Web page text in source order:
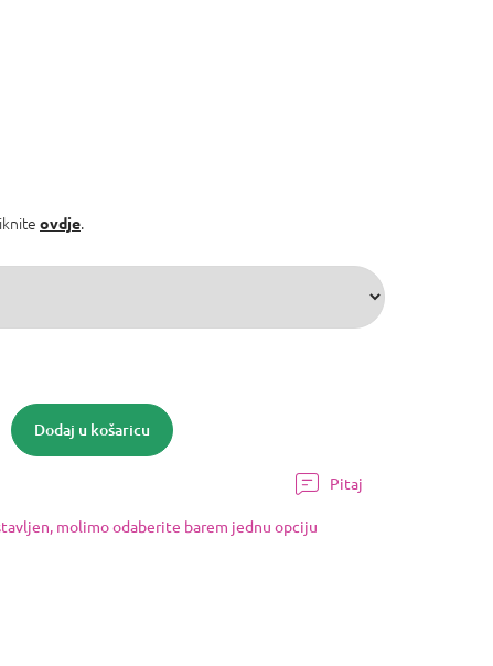
Dodaj u košaricu
ovdje.
Pitaj
molimo odaberite barem jednu opciju